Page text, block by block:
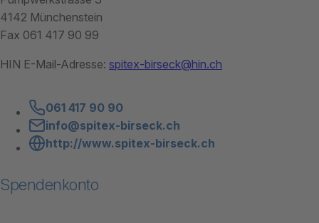
4142 Münchenstein
Fax 061 417 90 99
HIN E-Mail-Adresse: spitex-birseck@hin.ch
061 417 90 90
info@spitex-birseck.ch
http://www.spitex-birseck.ch
Spendenkonto